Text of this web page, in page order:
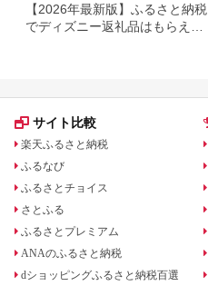
【2026年最新版】ふるさと納税
でディズニー返礼品はもらえ
サイト比較
楽天ふるさと納税
ふるなび
ふるさとチョイス
さとふる
ふるさとプレミアム
ANAのふるさと納税
dショッピングふるさと納税百選